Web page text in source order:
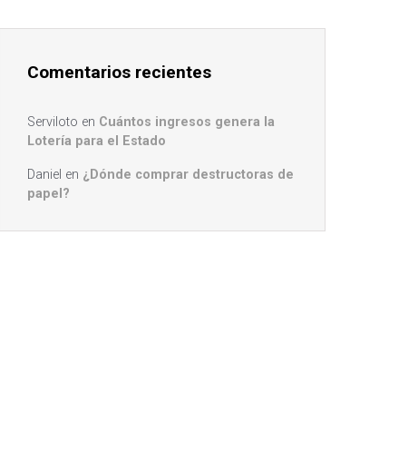
Comentarios recientes
Serviloto en Cuántos ingresos genera la
Lotería para el Estado
Daniel en ¿Dónde comprar destructoras de
papel?